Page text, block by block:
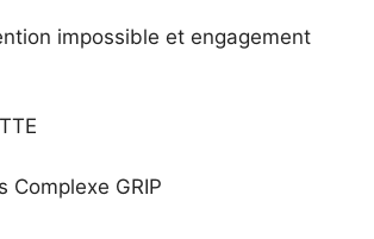
impossible et engagement
Complexe GRIP